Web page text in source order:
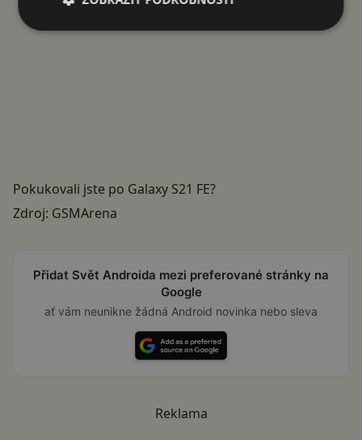
Pokukovali jste po Galaxy S21 FE?
Zdroj: GSMArena
Přidat Svět Androida mezi preferované stránky na
Google
ať vám neunikne žádná Android novinka nebo sleva
Reklama